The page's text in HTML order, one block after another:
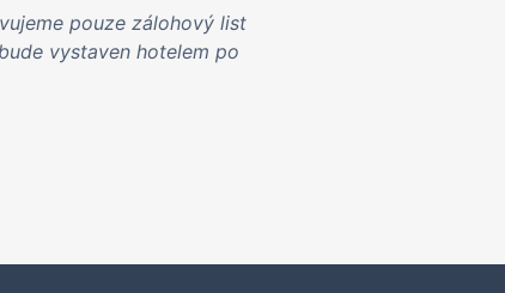
pouze zálohový list
vystaven hotelem po